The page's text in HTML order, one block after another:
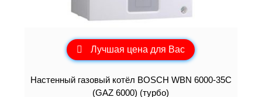
Лучшая цена для Вас
Настенный газовый котёл BOSCH WBN 6000-35C
(GAZ 6000) (турбо)